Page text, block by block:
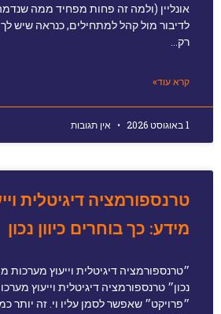
אונליין (ולמה זה פחות מפחיד ממה
לדיבור מול קהל למתחילים, כנראה שיש
רק…
קרא עוד»
1 באוגוסט 2026 אין תגובות
טרנספורמציה דיגיטלית
מידע: כך בוחרים כיוון נכון
״טרנספורמציה דיגיטלית וייעוץ מערכות
נכון״ טרנספורמציה דיגיטלית וייעוץ
״פרויקט״ שאפשר לסמן עליו וי. זה יותר